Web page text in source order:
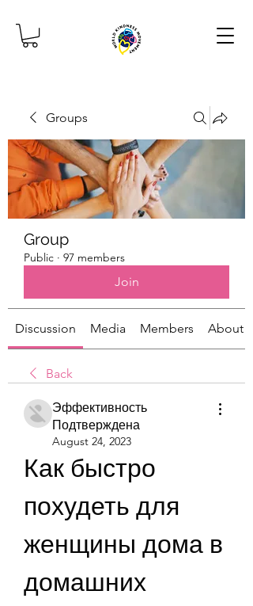
Groups
Group
Public · 97 members
Join
Discussion Media Members About
Back
Эффективность
Подтверждена
August 24, 2023
Как быстро
похудеть для
женщины дома в
домашних